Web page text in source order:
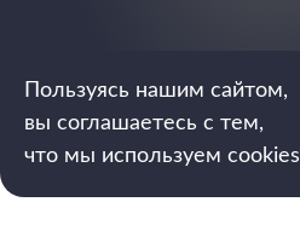
Пользуясь нашим сайтом,
вы соглашаетесь с тем,
что мы используем cookies